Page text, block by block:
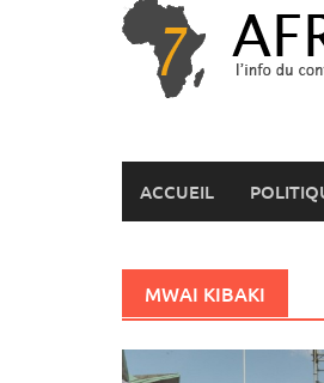
ACCUEIL
MWAI KIBAKI